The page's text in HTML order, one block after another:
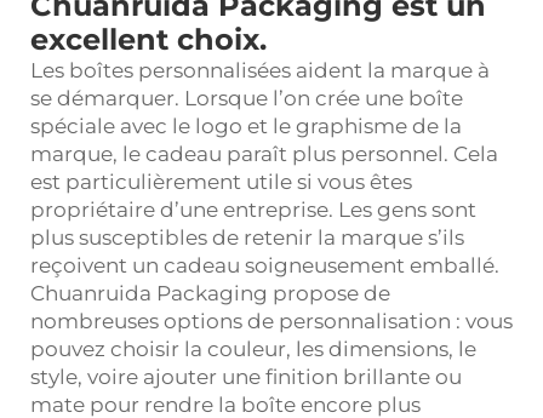
excellent choix.
Les boîtes personnalisées aident la marque à
se démarquer. Lorsque l’on crée une boîte
spéciale avec le logo et le graphisme de la
marque, le cadeau paraît plus personnel. Cela
est particulièrement utile si vous êtes
propriétaire d’une entreprise. Les gens sont
plus susceptibles de retenir la marque s’ils
reçoivent un cadeau soigneusement emballé.
Chuanruida Packaging propose de
nombreuses options de personnalisation : vous
pouvez choisir la couleur, les dimensions, le
style, voire ajouter une finition brillante ou
mate pour rendre la boîte encore plus